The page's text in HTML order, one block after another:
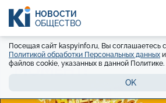
НОВОСТИ
ОБЩЕСТВО
Посещая сайт kaspyinfo.ru, Вы соглашаетесь
Политикой обработки Персональных данных
файлов cookie, указанных в данной Политике.
OK